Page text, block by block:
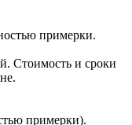
примерки.
Стоимость и сроки
примерки).